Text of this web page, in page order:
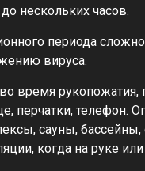
нескольких часов.
периода
вируса.
время
перчатки,
сауны,
когда на руке